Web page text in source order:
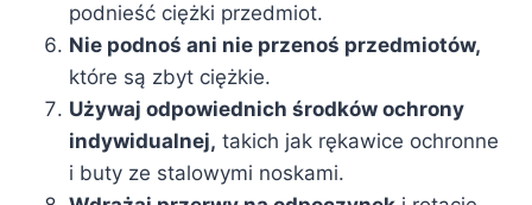
podnieść ciężki przedmiot.
Nie podnoś ani nie przenoś przedmiotów,
które są zbyt ciężkie.
Używaj odpowiednich środków ochrony
indywidualnej, takich jak rękawice ochronne
i buty ze stalowymi noskami.